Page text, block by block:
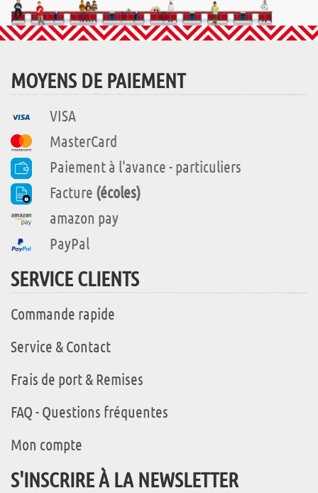
MOYENS DE PAIEMENT
VISA
MasterCard
Paiement à l'avance - particuliers
Facture (écoles)
amazon pay
PayPal
SERVICE CLIENTS
Commande rapide
Service & Contact
Frais de port & Remises
FAQ - Questions fréquentes
Mon compte
S'INSCRIRE À LA NEWSLETTER